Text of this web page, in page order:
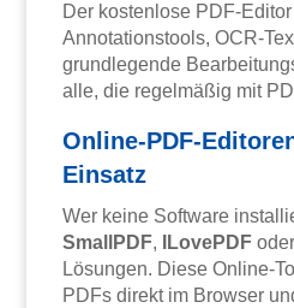
Der kostenlose PDF-
Annotationstools, OCR-
grundlegende
alle, die regelmäßig mit
Online-PDF-
Einsatz
Wer keine Software
SmallPDF, ILovePDF oder
Lösungen. Diese Online-
PDFs direkt im Browser